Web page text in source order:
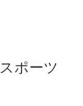
スポーツ